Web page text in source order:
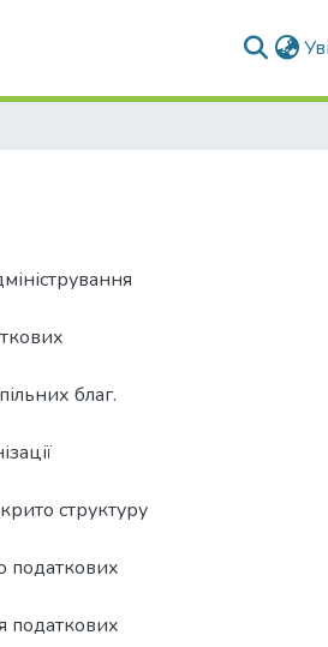
благ.
структуру
податкових
податкових